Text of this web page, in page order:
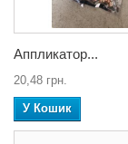
Аппликатор...
20,48 грн.
У Кошик